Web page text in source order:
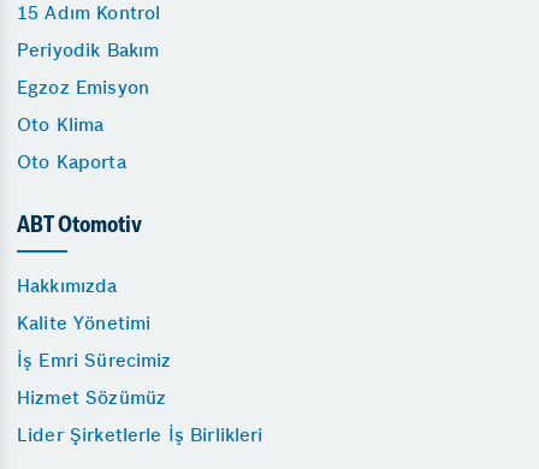
15 Adım Kontrol
Periyodik Bakım
Egzoz Emisyon
Oto Klima
Oto Kaporta
ABT Otomotiv
Hakkımızda
Kalite Yönetimi
İş Emri Sürecimiz
Hizmet Sözümüz
Lider Şirketlerle İş Birlikleri